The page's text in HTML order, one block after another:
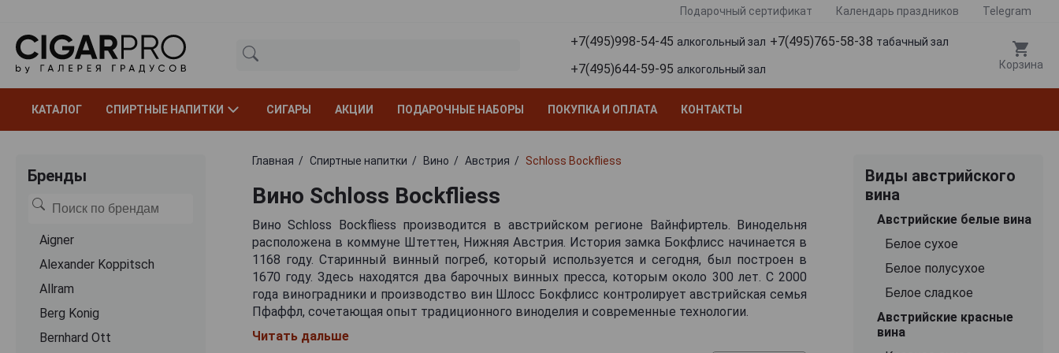
Подарочный сертификат Календарь праздников Telegram
+7(495)998-54-45 алкогольный зал +7(495)765-58-38 табачный зал
+7(495)644-59-95 алкогольный зал Корзина
КАТАЛОГ СПИРТНЫЕ НАПИТКИ СИГАРЫ АКЦИИ ПОДАРОЧНЫЕ НАБОРЫ ПОКУПКА И ОПЛАТА КОНТАКТЫ
Бренды
Aigner
Alexander Koppitsch
Allram
Berg Konig
Bernhard Ott
Главная Спиртные напитки Вино Австрия Schloss Bockfliess
Вино Schloss Bockfliess
Вино Schloss Bockfliess производится в австрийском регионе Вайнфиртель. Винодельня
расположена в коммуне Штеттен, Нижняя Австрия. История замка Бокфлисс начинается в
1168 году. Старинный винный погреб, который используется и сегодня, был построен в
1670 году. Здесь находятся два барочных винных пресса, которым около 300 лет. С 2000
года виноградники и производство вин Шлосс Бокфлисс контролирует австрийская семья
Пфаффл, сочетающая опыт традиционного виноделия и современные технологии.
Название бренда происходит от одноименного замка, окруженного собственными
Читать дальше
Виды австрийского
вина
Австрийские белые вина
Белое сухое
Белое полусухое
Белое сладкое
Австрийские красные
вина